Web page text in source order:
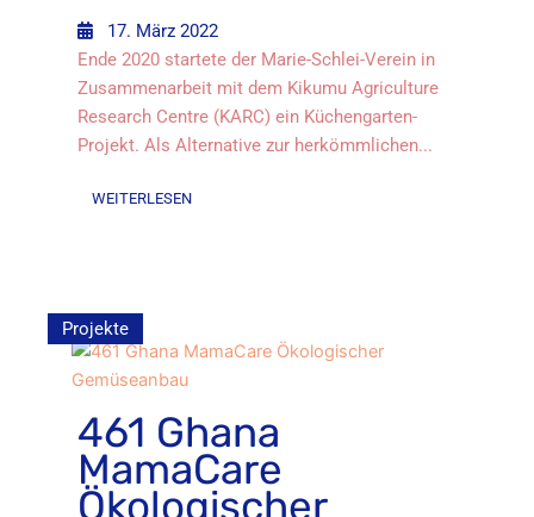
17. März 2022
Ende 2020 startete der Marie-Schlei-Verein in
Zusammenarbeit mit dem Kikumu Agriculture
Research Centre (KARC) ein Küchengarten-
Projekt. Als Alternative zur herkömmlichen...
WEITERLESEN
Projekte
461 Ghana
MamaCare
Ökologischer